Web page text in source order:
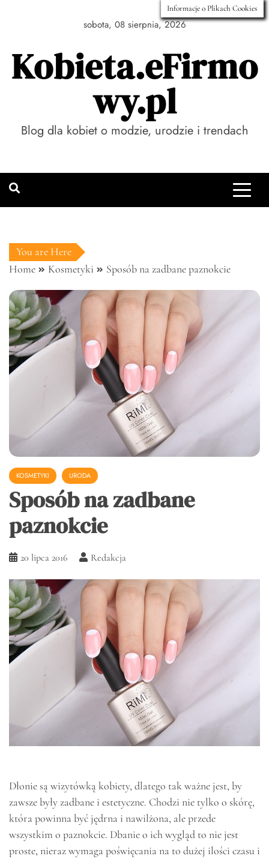
sobota, 08 sierpnia, 2026
Kobieta.eFirmo
wy.pl
Blog dla kobiet o modzie, urodzie i trendach
You are Here
Home
Kosmetyki Sposób na zadbane paznokcie
KOSMETYKI URODA
Sposób na zadbane
paznokcie
20 lipca 2016 Redakcja
Dłonie są wizytówką kobiety, dlatego tak ważne jest, by
zawsze były zadbane i estetyczne. Chodzi nie tylko o skórę,
która powinna być jędrna i nawilżona, ale przede
wszystkim o paznokcie. Dbanie o ich wygląd to nie jest
proste, nieraz wymaga poświęcania na to dużej ilości czasu i
Informacje o Plikach Cookies